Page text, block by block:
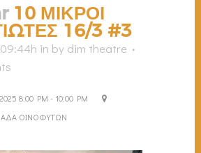
10 ΜΙΚΡΟΙ
16/3 #3
in by dim theatre
8:00 PM - 10:00 PM
ΟΙΝΟΦΥΤΩΝ